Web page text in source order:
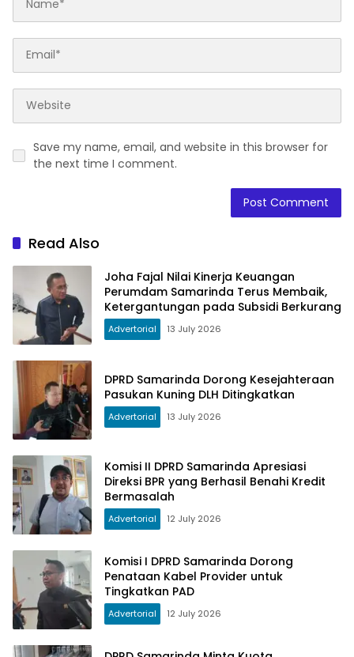
Save my name, email, and website in this browser for
the next time I comment.
Read Also
Joha Fajal Nilai Kinerja Keuangan
Perumdam Samarinda Terus Membaik,
Ketergantungan pada Subsidi Berkurang
Advertorial 13 July 2026
DPRD Samarinda Dorong Kesejahteraan
Pasukan Kuning DLH Ditingkatkan
Advertorial 13 July 2026
Komisi II DPRD Samarinda Apresiasi
Direksi BPR yang Berhasil Benahi Kredit
Bermasalah
Advertorial 12 July 2026
Komisi I DPRD Samarinda Dorong
Penataan Kabel Provider untuk
Tingkatkan PAD
Advertorial 12 July 2026